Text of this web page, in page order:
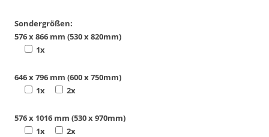
Sondergrößen:
576 x 866 mm (530 x 820mm)
1x
646 x 796 mm (600 x 750mm)
1x
2x
576 x 1016 mm (530 x 970mm)
1x
2x